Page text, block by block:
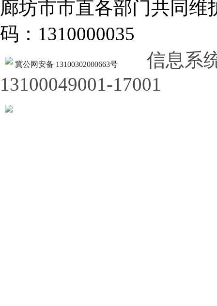
廊坊市市直各部门共同
码：1310000035
冀公网安备 13100302000663号
信息系
13100049001-17001